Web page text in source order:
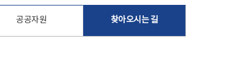
공공자원 찾아오시는 길